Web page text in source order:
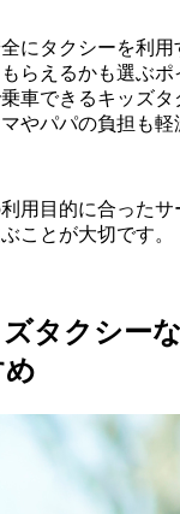
にタクシーを利
らえるかも選ぶポ
車できるキッズ
やパパの負担も軽
用目的に合った
ことが大切です。
ズタクシー